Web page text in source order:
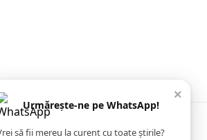
ZIARUL ANUNȚUL CĂLĂRĂȘEAN
×
Urmărește-ne pe WhatsApp!
să fii mereu la curent cu toate știrile?